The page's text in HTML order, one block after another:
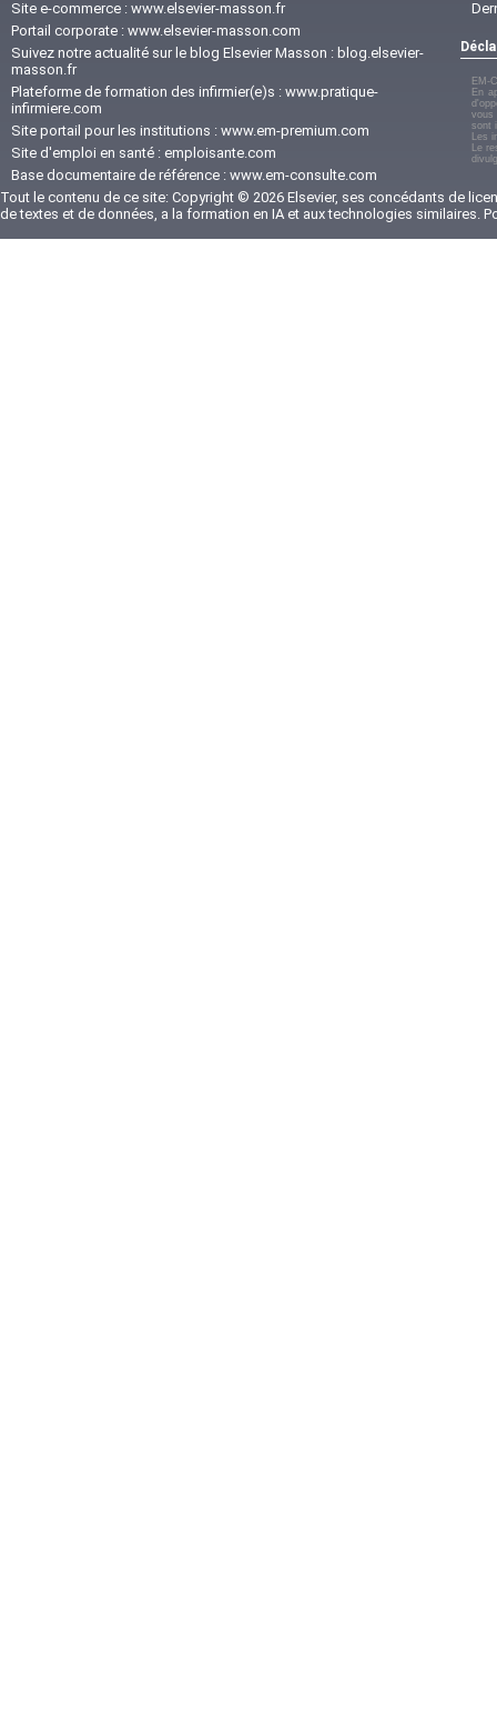
Site e-commerce : www.elsevier-masson.fr
Portail corporate : www.elsevier-masson.com
Suivez notre actualité sur le blog Elsevier Masson : blog.elsevier-
masson.fr
Plateforme de formation des infirmier(e)s : www.pratique-
infirmiere.com
Site portail pour les institutions : www.em-premium.com
Site d'emploi en santé : emploisante.com
Base documentaire de référence : www.em-consulte.com
EM-
En
vous
sont
Les
Le
Tout le contenu de ce site: Copyright © 2026 Elsevier, ses concédants de
de textes et de données, a la formation en IA et aux technologies similaires.